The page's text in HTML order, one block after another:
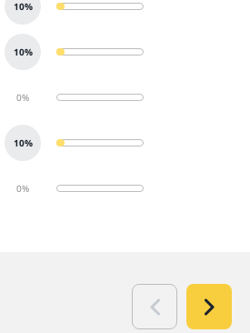
10%
10%
0%
10%
0%